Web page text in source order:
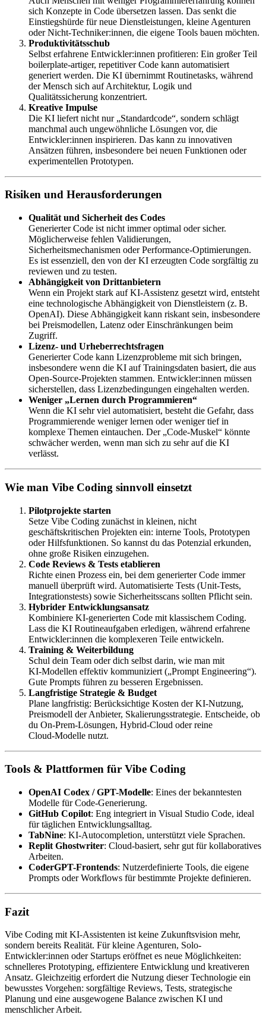
sich Konzepte in Code übersetzen lassen. Das senkt die
Einstiegshürde für neue Dienstleistungen, kleine Agenturen
oder Nicht‑Techniker:innen, die eigene Tools bauen möchten.
Produktivitätsschub
Selbst erfahrene Entwickler:innen profitieren: Ein großer Teil
boilerplate-artiger, repetitiver Code kann automatisiert
generiert werden. Die KI übernimmt Routinetasks, während
der Mensch sich auf Architektur, Logik und
Qualitätssicherung konzentriert.
Kreative Impulse
Die KI liefert nicht nur „Standardcode“, sondern schlägt
manchmal auch ungewöhnliche Lösungen vor, die
Entwickler:innen inspirieren. Das kann zu innovativen
Ansätzen führen, insbesondere bei neuen Funktionen oder
experimentellen Prototypen.
Risiken und Herausforderungen
Qualität und Sicherheit des Codes
Generierter Code ist nicht immer optimal oder sicher.
Möglicherweise fehlen Validierungen,
Sicherheitsmechanismen oder Performance-Optimierungen.
Es ist essenziell, den von der KI erzeugten Code sorgfältig zu
reviewen und zu testen.
Abhängigkeit von Drittanbietern
Wenn ein Projekt stark auf KI‑Assistenz gesetzt wird, entsteht
eine technologische Abhängigkeit von Dienstleistern (z. B.
OpenAI). Diese Abhängigkeit kann riskant sein, insbesondere
bei Preismodellen, Latenz oder Einschränkungen beim
Zugriff.
Lizenz- und Urheberrechtsfragen
Generierter Code kann Lizenzprobleme mit sich bringen,
insbesondere wenn die KI auf Trainingsdaten basiert, die aus
Open-Source-Projekten stammen. Entwickler:innen müssen
sicherstellen, dass Lizenzbedingungen eingehalten werden.
Weniger „Lernen durch Programmieren“
Wenn die KI sehr viel automatisiert, besteht die Gefahr, dass
Programmierende weniger lernen oder weniger tief in
komplexe Themen eintauchen. Der „Code‑Muskel“ könnte
schwächer werden, wenn man sich zu sehr auf die KI
verlässt.
Wie man Vibe Coding sinnvoll einsetzt
Pilotprojekte starten
Setze Vibe Coding zunächst in kleinen, nicht
geschäftskritischen Projekten ein: interne Tools, Prototypen
oder Hilfsfunktionen. So kannst du das Potenzial erkunden,
ohne große Risiken einzugehen.
Code Reviews & Tests etablieren
Richte einen Prozess ein, bei dem generierter Code immer
manuell überprüft wird. Automatisierte Tests (Unit-Tests,
Integrationstests) sowie Sicherheitsscans sollten Pflicht sein.
Hybrider Entwicklungsansatz
Kombiniere KI-generierten Code mit klassischem Coding.
Lass die KI Routineaufgaben erledigen, während erfahrene
Entwickler:innen die komplexeren Teile entwickeln.
Training & Weiterbildung
Schul dein Team oder dich selbst darin, wie man mit
KI‑Modellen effektiv kommuniziert („Prompt Engineering“).
Gute Prompts führen zu besseren Ergebnissen.
Langfristige Strategie & Budget
Plane langfristig: Berücksichtige Kosten der KI-Nutzung,
Preismodell der Anbieter, Skalierungsstrategie. Entscheide, ob
du On-Prem‑Lösungen, Hybrid-Cloud oder reine
Cloud‑Modelle nutzt.
Tools & Plattformen für Vibe Coding
OpenAI Codex / GPT-Modelle: Eines der bekanntesten
Modelle für Code-Generierung.
GitHub Copilot: Eng integriert in Visual Studio Code, ideal
für täglichen Entwicklungsalltag.
TabNine: KI-Autocompletion, unterstützt viele Sprachen.
Replit Ghostwriter: Cloud-basiert, sehr gut für kollaboratives
Arbeiten.
CoderGPT-Frontends: Nutzerdefinierte Tools, die eigene
Prompts oder Workflows für bestimmte Projekte definieren.
Fazit
Vibe Coding mit KI‑Assistenten ist keine Zukunftsvision mehr,
sondern bereits Realität. Für kleine Agenturen, Solo-
Entwickler:innen oder Startups eröffnet es neue Möglichkeiten:
schnelleres Prototyping, effizientere Entwicklung und kreativeren
Ansatz. Gleichzeitig erfordert die Nutzung dieser Technologie ein
bewusstes Vorgehen: sorgfältige Reviews, Tests, strategische
Planung und eine ausgewogene Balance zwischen KI und
menschlicher Arbeit.